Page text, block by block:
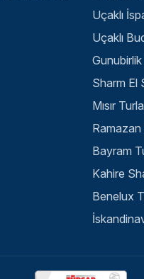
Uçaklı
Uçaklı
Sharm El
Mısır
Ramazan
Bayram
Kahire
Benelux